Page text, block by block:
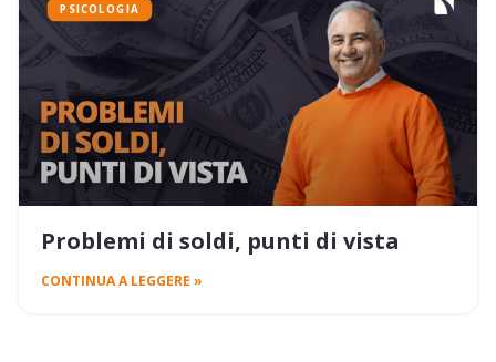
PSICOLOGIA
Problemi di soldi, punti di vista
CONTINUA A LEGGERE »